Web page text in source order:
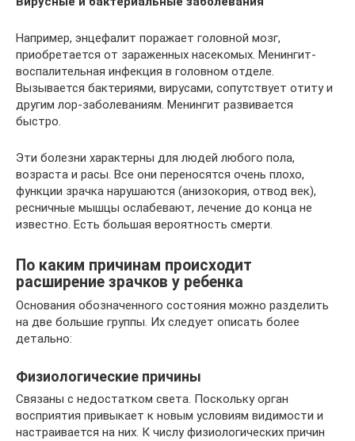
Например, энцефалит поражает головной мозг,
приобретается от зараженных насекомых. Менингит-
воспалительная инфекция в головном отделе.
Вызывается бактериями, вирусами, сопутствует отиту и
другим лор-заболеваниям. Менингит развивается
быстро.
Эти болезни характерны для людей любого пола,
возраста и расы. Все они переносятся очень плохо,
функции зрачка нарушаются (анизокория, отвод век),
ресничные мышцы ослабевают, лечение до конца не
известно. Есть большая вероятность смерти.
По каким причинам происходит
расширение зрачков у ребенка
Основания обозначенного состояния можно разделить
на две большие группы. Их следует описать более
детально:
Физиологические причины
Cвязаны с недостатком света. Поскольку орган
восприятия привыкает к новым условиям видимости и
настраивается на них. К числу физиологических причин